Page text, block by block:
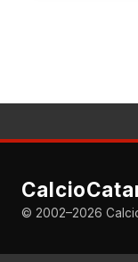
© 2002–2026